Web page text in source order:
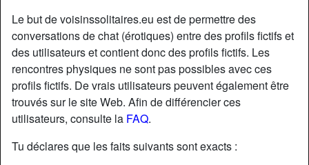
Le but de voisinssolitaires.eu est de permettre des
conversations de chat (érotiques) entre des profils fictifs et
des utilisateurs et contient donc des profils fictifs. Les
rencontres physiques ne sont pas possibles avec ces
profils fictifs. De vrais utilisateurs peuvent également être
trouvés sur le site Web. Afin de différencier ces
utilisateurs, consulte la FAQ.
Tu déclares que les faits suivants sont exacts :
starAjouter chatDiscuter !
Nickname:
Âge:
25